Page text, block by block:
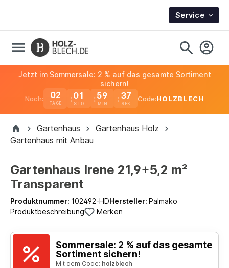
Service
Noch: 02
TAGE
01 59 37
Jetzt im Sommersale: 2 % auf das gesamte Sortiment
sichern!
Code:HOLZBLECH
Gartenhaus
Gartenhaus Holz
Gartenhaus mit Anbau
Gartenhaus Irene 21,9+5,2 m²
Transparent
Produktnummer: 102492-HDHersteller: Palmako
Produktbeschreibung
Merken
Sommersale: 2 % auf das gesamte
Sortiment sichern!
Mit dem Code: holzblech